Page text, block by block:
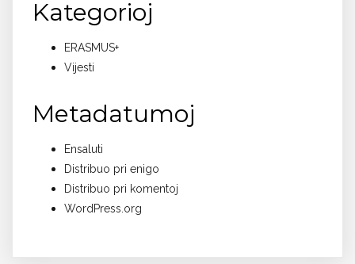
Kategorioj
ERASMUS+
Vijesti
Metadatumoj
Ensaluti
Distribuo pri enigo
Distribuo pri komentoj
WordPress.org